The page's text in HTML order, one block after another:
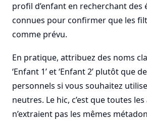
profil d’enfant en recherchant des
connues pour confirmer que les
comme prévu.
En pratique, attribuez des noms
‘Enfant 1’ et ‘Enfant 2’ plutôt que
personnels si vous souhaitez
neutres. Le hic, c’est que toutes
n’extraient pas les mêmes